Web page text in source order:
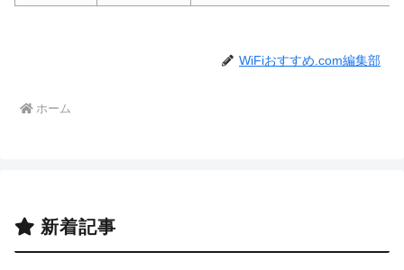
WiFiおすすめ.com編集部
ホーム
新着記事